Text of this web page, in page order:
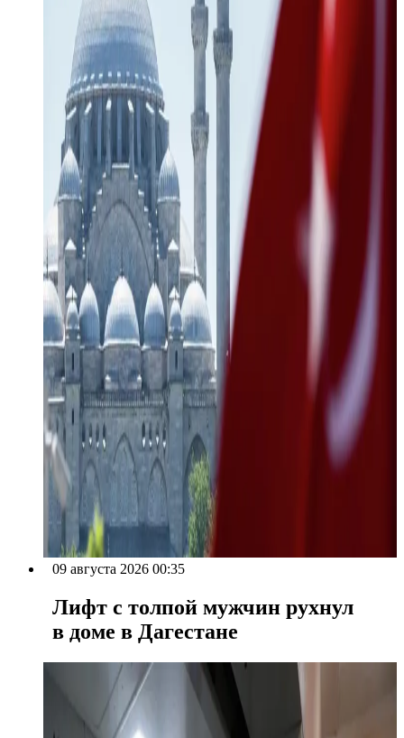
09 августа 2026 00:35
Лифт с толпой мужчин рухнул
в доме в Дагестане